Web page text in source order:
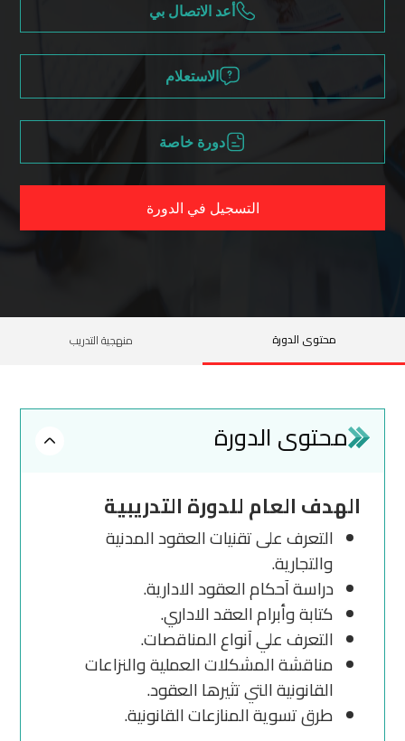
أعد الاتصال بي
الاستعلام
دورة خاصة
التسجيل في الدورة
محتوى الدورة منهجية التدريب
محتوى الدورة
الهدف العام للدورة التدريبية
التعرف على تقنيات العقود المدنية
والتجارية.
دراسة آحكام العقود الادارية.
كتابة وأبرام العقد الاداري.
التعرف علي آنواع المناقصات.
مناقشة المشكلات العملية والنزاعات
القانونية التي تثيرها العقود.
طرق تسوية المنازعات القانونية.